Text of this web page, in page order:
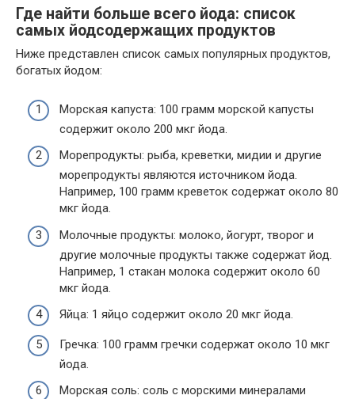
Где найти больше всего йода: список
самых йодсодержащих продуктов
Ниже представлен список самых популярных продуктов,
богатых йодом:
Морская капуста: 100 грамм морской капусты
содержит около 200 мкг йода.
Морепродукты: рыба, креветки, мидии и другие
морепродукты являются источником йода.
Например, 100 грамм креветок содержат около 80
мкг йода.
Молочные продукты: молоко, йогурт, творог и
другие молочные продукты также содержат йод.
Например, 1 стакан молока содержит около 60
мкг йода.
Яйца: 1 яйцо содержит около 20 мкг йода.
Гречка: 100 грамм гречки содержат около 10 мкг
йода.
Морская соль: соль с морскими минералами